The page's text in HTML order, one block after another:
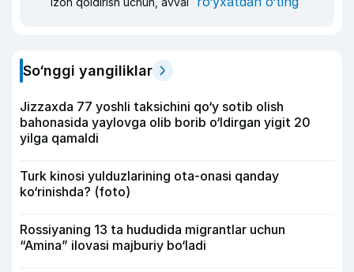
So‘nggi yangiliklar
Jizzaxda 77 yoshli taksichini qo‘y sotib olish
bahonasida yaylovga olib borib o‘ldirgan yigit 20
yilga qamaldi
Turk kinosi yulduzlarining ota-onasi qanday
ko‘rinishda? (foto)
Rossiyaning 13 ta hududida migrantlar uchun
“Amina” ilovasi majburiy bo‘ladi